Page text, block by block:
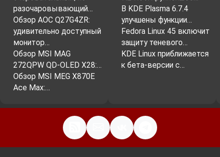
разочаровывающий…
Обзор AOC Q27G4ZR:
удивительно доступный
монитор…
Обзор MSI MAG
272QPW QD-OLED X28:…
Обзор MSI MEG X870E
Ace Max:…
В KDE Plasma 6.7.4
улучшены функции…
Fedora Linux 45 включит
защиту теневого…
KDE Linux приближается
к бета-версии с…